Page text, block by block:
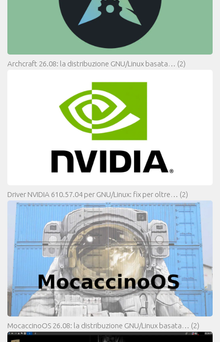
Archcraft 26.08: la distribuzione GNU/Linux basata… (2)
Driver NVIDIA 610.57.04 per GNU/Linux: fix per oltre… (2)
MocaccinoOS 26.08: la distribuzione GNU/Linux basata… (2)